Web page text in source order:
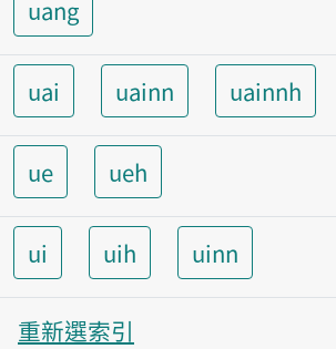
uang
uai uainn uainnh
ue ueh
ui uih uinn
重新選索引